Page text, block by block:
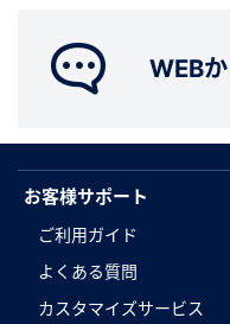
WEB
お客様サポート
ご利用ガイド
よくある質問
カスタマイズサービス